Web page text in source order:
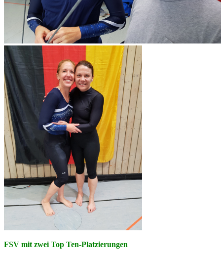
FSV mit zwei Top Ten-Platzierungen